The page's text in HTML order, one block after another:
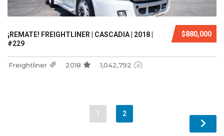
$880,000
¡REMATE! FREIGHTLINER | CASCADIA | 2018 |
#229
Freightliner 2018 1,042,792
1 2